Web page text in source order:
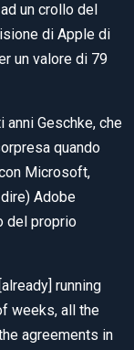
un crollo del
di Apple di
un valore di 79
anni Geschke, che
quando
Microsoft,
Adobe
del proprio
running
weeks, all the
agreements in